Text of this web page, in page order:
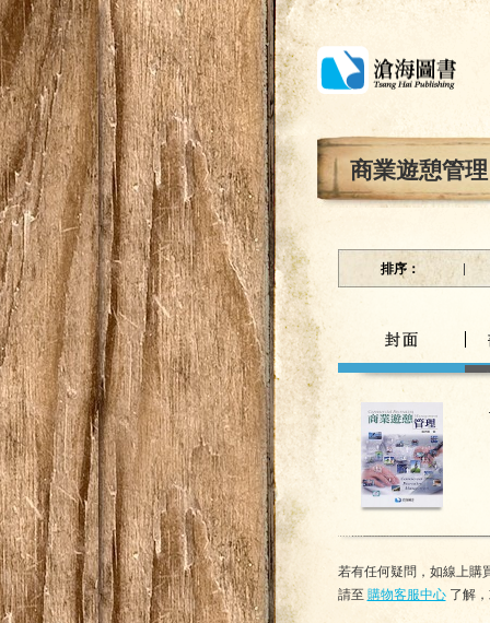
商業遊憩管理
排序：
若有任何疑問，如線上購
請至 購物客服中心了解，